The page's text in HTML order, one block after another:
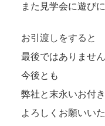
また見学会に遊び
お引渡しをすると
最後ではありませ
今後とも
弊社と末永いお付
よろしくお願いい